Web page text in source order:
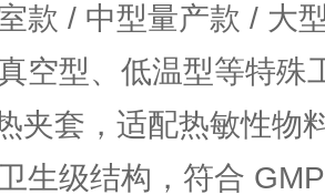
款 / 中型量产款 / 大
空型、低温型等特殊
夹套，适配热敏性物
生级结构，符合